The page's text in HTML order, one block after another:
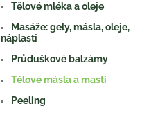
Tělové mléka a oleje
Masáže: gely, másla, oleje,
náplasti
Průduškové balzámy
Tělové másla a masti
Peeling